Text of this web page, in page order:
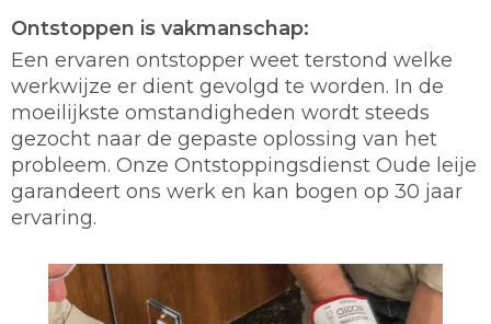
Ontstoppen is vakmanschap:
Een ervaren ontstopper weet terstond welke
werkwijze er dient gevolgd te worden. In de
moeilijkste omstandigheden wordt steeds
gezocht naar de gepaste oplossing van het
probleem. Onze Ontstoppingsdienst Oude leije
garandeert ons werk en kan bogen op 30 jaar
ervaring.